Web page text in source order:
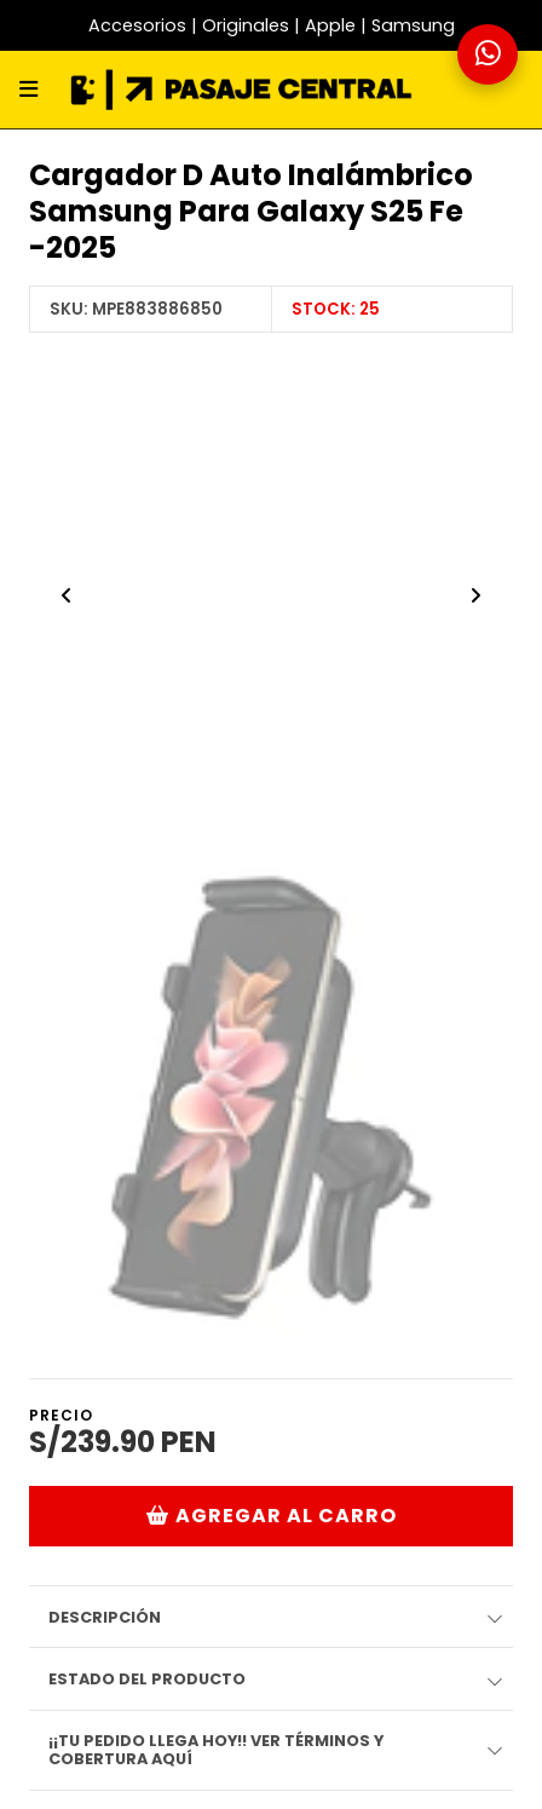
Accesorios | Originales | Apple | Samsung
Cargador D Auto Inalámbrico
Samsung Para Galaxy S25 Fe
-2025
SKU: MPE883886850 STOCK: 25
PRECIO
S/239.90 PEN
AGREGAR AL CARRO
DESCRIPCIÓN
ESTADO DEL PRODUCTO
¡¡TU PEDIDO LLEGA HOY!! VER TÉRMINOS Y
COBERTURA AQUÍ